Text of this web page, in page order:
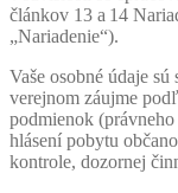
článkov 13 a 14
„Nariadenie“).
Vaše osobné údaje
verejnom záujme
podmienok
hlásení pobytu
kontrole, dozornej